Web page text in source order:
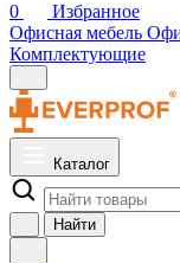
0
Избранное
Офисная мебель
Комплектующие
Каталог
Найти